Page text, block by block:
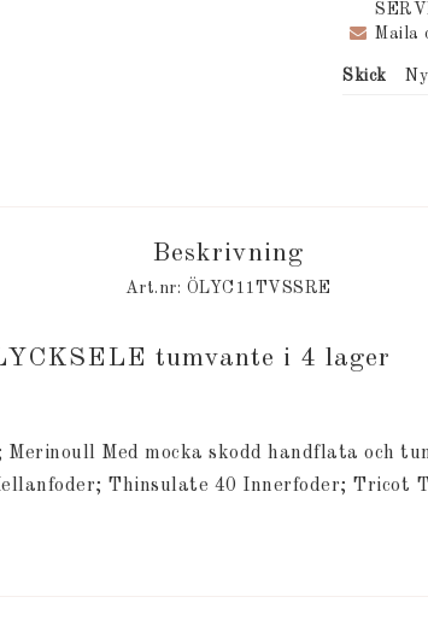
Maila
Skick Ny
Beskrivning
Art.nr: ÖLYC11TVSSRE
tumvante i 4 lager
Med mocka skodd handflata och
Thinsulate 40 Innerfoder; Tricot